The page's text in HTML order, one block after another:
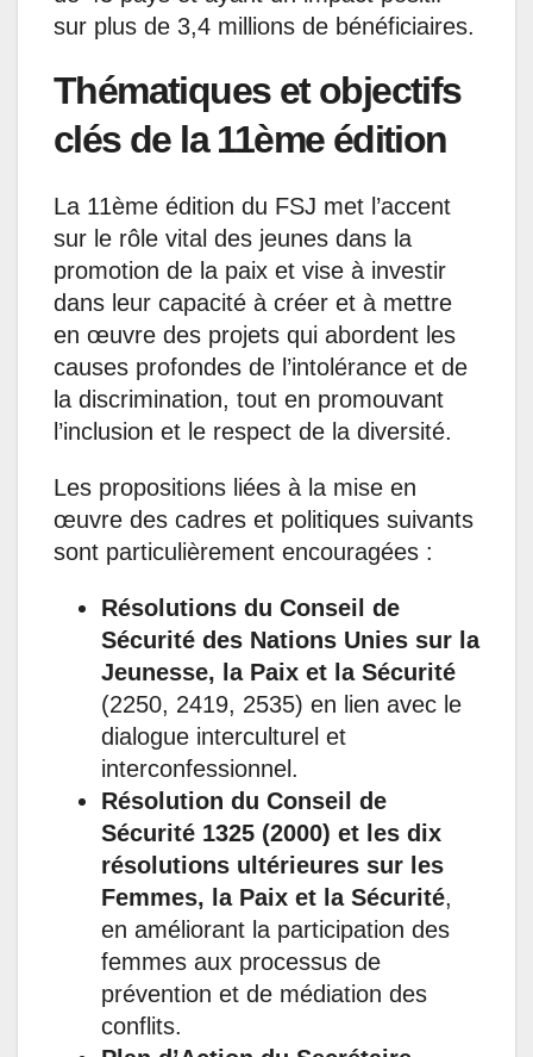
sur plus de 3,4 millions de bénéficiaires.
Thématiques et objectifs
clés de la 11ème édition
La 11ème édition du FSJ met l’accent
sur le rôle vital des jeunes dans la
promotion de la paix et vise à investir
dans leur capacité à créer et à mettre
en œuvre des projets qui abordent les
causes profondes de l’intolérance et de
la discrimination, tout en promouvant
l’inclusion et le respect de la diversité.
Les propositions liées à la mise en
œuvre des cadres et politiques suivants
sont particulièrement encouragées :
Résolutions du Conseil de
Sécurité des Nations Unies sur la
Jeunesse, la Paix et la Sécurité
(2250, 2419, 2535) en lien avec le
dialogue interculturel et
interconfessionnel.
Résolution du Conseil de
Sécurité 1325 (2000) et les dix
résolutions ultérieures sur les
Femmes, la Paix et la Sécurité,
en améliorant la participation des
femmes aux processus de
prévention et de médiation des
conflits.